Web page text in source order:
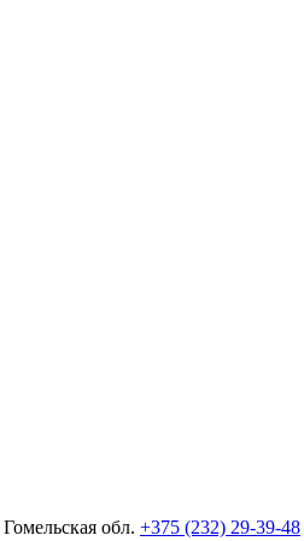
Гомельская обл. +375 (232) 29-39-48